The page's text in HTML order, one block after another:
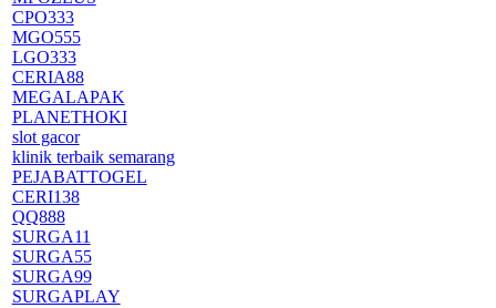
CPO333
MGO555
LGO333
CERIA88
MEGALAPAK
PLANETHOKI
slot gacor
klinik terbaik semarang
PEJABATTOGEL
CERI138
QQ888
SURGA11
SURGA55
SURGA99
SURGAPLAY